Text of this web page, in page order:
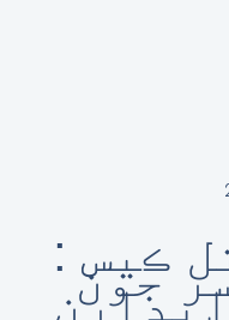
ڪيس :
جون